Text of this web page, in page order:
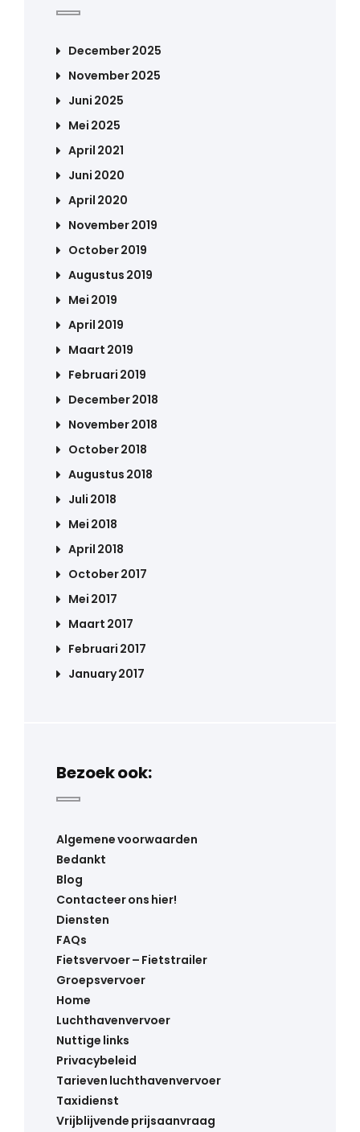
December 2025
November 2025
Juni 2025
Mei 2025
April 2021
Juni 2020
April 2020
November 2019
October 2019
Augustus 2019
Mei 2019
April 2019
Maart 2019
Februari 2019
December 2018
November 2018
October 2018
Augustus 2018
Juli 2018
Mei 2018
April 2018
October 2017
Mei 2017
Maart 2017
Februari 2017
January 2017
Bezoek ook:
Algemene voorwaarden
Bedankt
Blog
Contacteer ons hier!
Diensten
FAQs
Fietsvervoer – Fietstrailer
Groepsvervoer
Home
Luchthavenvervoer
Nuttige links
Privacybeleid
Tarieven luchthavenvervoer
Taxidienst
Vrijblijvende prijsaanvraag